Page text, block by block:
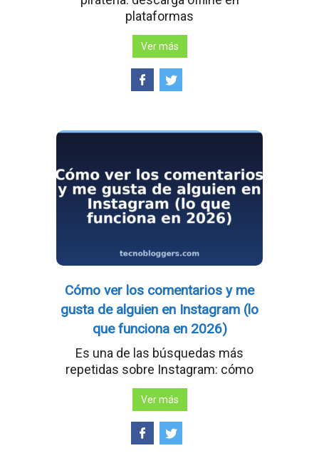
plataformas
Ver más
Cómo ver los comentarios y me
gusta de alguien en Instagram (lo
que funciona en 2026)
Es una de las búsquedas más
repetidas sobre Instagram: cómo
Ver más